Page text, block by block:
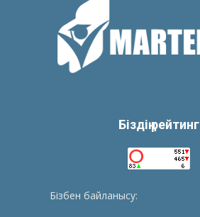
Біздің рейтинг
Бізбен байланысу: